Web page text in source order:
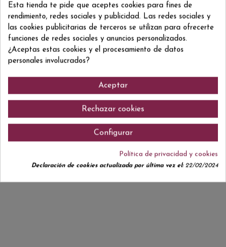
Un ron ultra-premium de 18 años producido de manera sostenible
(certificado Carbono Neutral y Fair Trade) y con cero contenido de
azúcar. Con 5 generaciones de historia familiar, es añejado naturalmente
sin ingredientes artificiales, destilado con energía 100% renovable y
certificado KOSHER. Un ron de cuerpo entero con un largo y suave
acabado que perdura en el paladar. Puede disfrutarse solo o con un cubo
Esta tienda te pide que aceptes cookies para fines de
rendimiento, redes sociales y publicidad. Las redes sociales y
las cookies publicitarias de terceros se utilizan para ofrecerte
funciones de redes sociales y anuncios personalizados.
¿Aceptas estas cookies y el procesamiento de datos
personales involucrados?
Aceptar
Rechazar cookies
Configurar
Política de privacidad y cookies
Declaración de cookies actualizada por última vez el:22/02/2024